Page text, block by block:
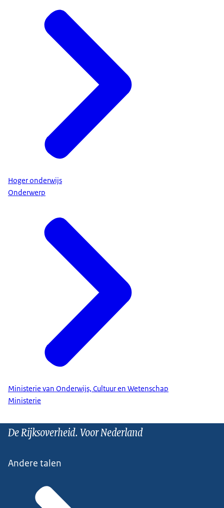
Hoger onderwijs
Onderwerp
Ministerie van Onderwijs, Cultuur en Wetenschap
Ministerie
De Rijksoverheid. Voor Nederland
Andere talen